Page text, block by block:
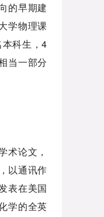
的早期建
学物理课
科生，4
当一部分
术论文，
以通讯作
表在美国
学的全英